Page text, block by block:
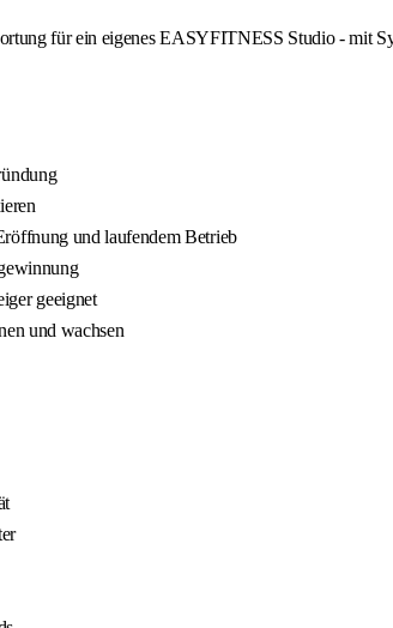
für ein eigenes EASYFITNESS Studio - mit
und laufendem Betrieb
geeignet
und wachsen